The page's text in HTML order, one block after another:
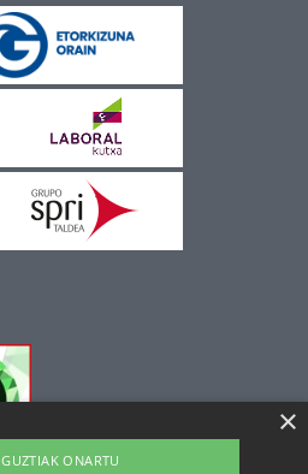
×
GUZTIAK ONARTU